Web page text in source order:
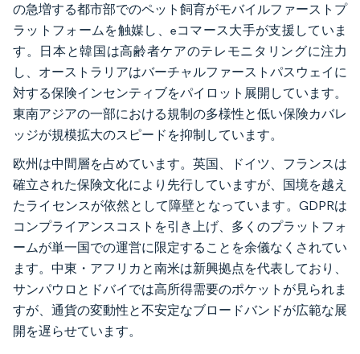
の急増する都市部でのペット飼育がモバイルファーストプ
ラットフォームを触媒し、eコマース大手が支援していま
す。日本と韓国は高齢者ケアのテレモニタリングに注力
し、オーストラリアはバーチャルファーストパスウェイに
対する保険インセンティブをパイロット展開しています。
東南アジアの一部における規制の多様性と低い保険カバレ
ッジが規模拡大のスピードを抑制しています。
欧州は中間層を占めています。英国、ドイツ、フランスは
確立された保険文化により先行していますが、国境を越え
たライセンスが依然として障壁となっています。GDPRは
コンプライアンスコストを引き上げ、多くのプラットフォ
ームが単一国での運営に限定することを余儀なくされてい
ます。中東・アフリカと南米は新興拠点を代表しており、
サンパウロとドバイでは高所得需要のポケットが見られま
すが、通貨の変動性と不安定なブロードバンドが広範な展
開を遅らせています。